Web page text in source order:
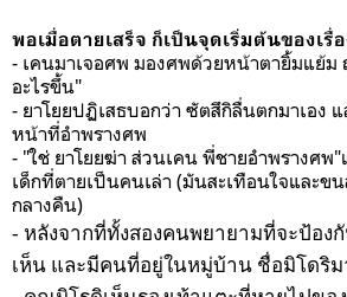
พอเมื่อตายเสร็จ ก็เป็นจุดเริ่มต้นของเรื่
- เคนมาเจอศพ มองศพด้วยหน้าตายิ้มแย้ม
อะไรขึ้น"
- ยาโยยปฏิเสธบอกว่า ซัตสึกิลื่นตกมาเอง
หน้าที่อำพรางศพ
- "ใช่ ยาโยยฆ่า ส่วนเคน พี่ชายอำพรางศพ
เด็กที่ตายเป็นคนเล่า (มันสะเทือนใจและข
กลางคืน)
- หลังจากที่ทั้งสองคนพยายามที่จะป้อง
เห็น และมีคนที่อยู่ในหมู่บ้าน ชื่อมิโดริม